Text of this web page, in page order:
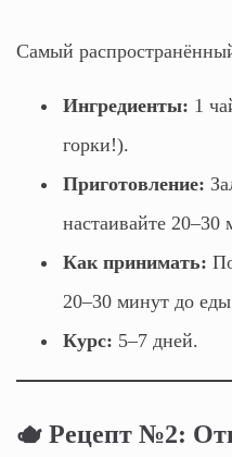
Самый
Ингредиенты: 1
горки!).
Приготовление:
настаивайте
Как принимать:
20–30 минут до
Курс: 5–7 дней.
🫖 Рецепт №2: